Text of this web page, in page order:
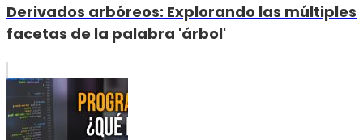
Derivados arbóreos: Explorando las múltiples
facetas de la palabra 'árbol'